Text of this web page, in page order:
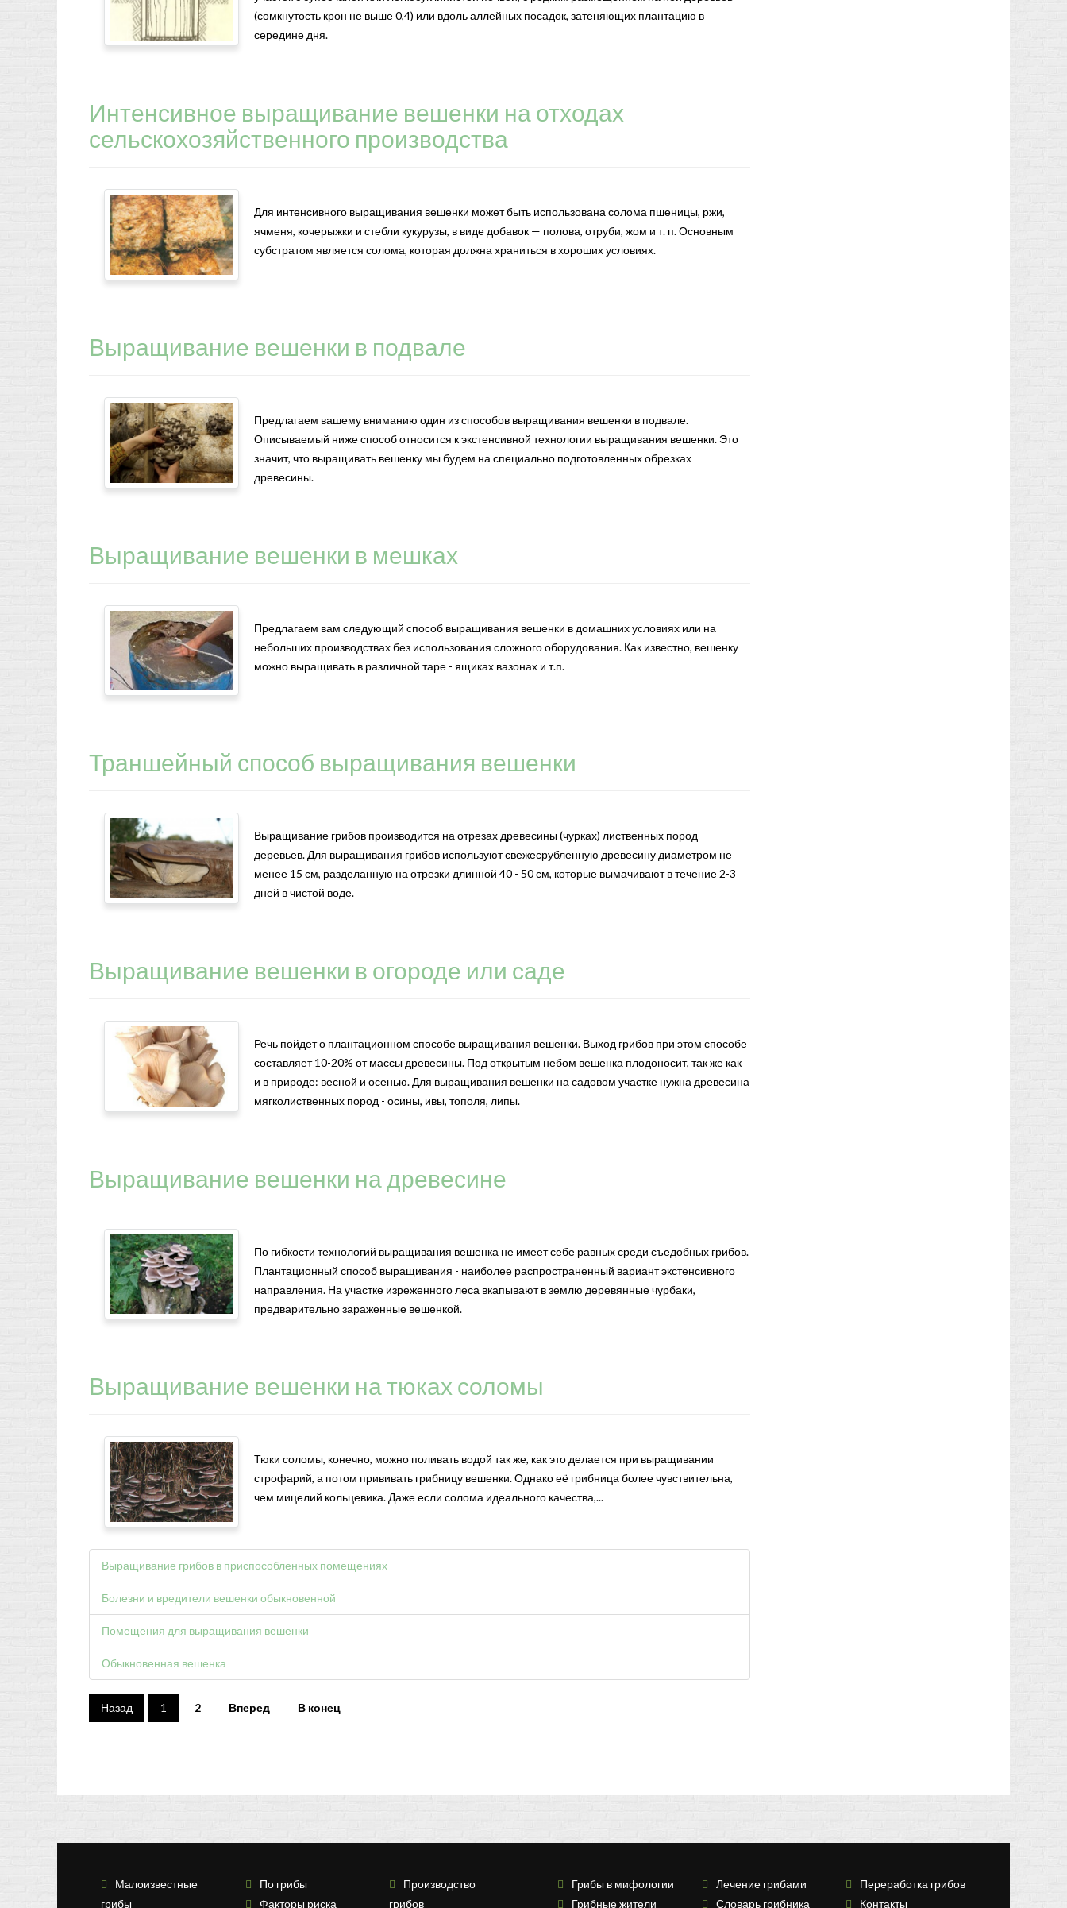
(сомкнутость крон не выше 0,4) или вдоль аллейных посадок, затеняющих плантацию в
середине дня.
Интенсивное выращивание вешенки на отходах
сельскохозяйственного производства
Для интенсивного выращивания вешенки может быть использована солома пшеницы, ржи,
ячменя, кочерыжки и стебли кукурузы, в виде добавок — полова, отруби, жом и т. п. Основным
субстратом является солома, которая должна храниться в хороших условиях.
Выращивание вешенки в подвале
Предлагаем вашему вниманию один из способов выращивания вешенки в подвале.
Описываемый ниже способ относится к экстенсивной технологии выращивания вешенки. Это
значит, что выращивать вешенку мы будем на специально подготовленных обрезках
древесины.
Выращивание вешенки в мешках
Предлагаем вам следующий способ выращивания вешенки в домашних условиях или на
небольших производствах без использования сложного оборудования. Как известно, вешенку
можно выращивать в различной таре - ящиках вазонах и т.п.
Траншейный способ выращивания вешенки
Выращивание грибов производится на отрезах древесины (чурках) лиственных пород
деревьев. Для выращивания грибов используют свежесрубленную древесину диаметром не
менее 15 см, разделанную на отрезки длинной 40 - 50 см, которые вымачивают в течение 2-3
дней в чистой воде.
Выращивание вешенки в огороде или саде
Речь пойдет о плантационном способе выращивания вешенки. Выход грибов при этом способе
составляет 10-20% от массы древесины. Под открытым небом вешенка плодоносит, так же как
и в природе: весной и осенью. Для выращивания вешенки на садовом участке нужна древесина
мягколиственных пород - осины, ивы, тополя, липы.
Выращивание вешенки на древесине
По гибкости технологий выращивания вешенка не имеет себе равных среди съедобных грибов.
Плантационный способ выращивания - наиболее распространенный вариант экстенсивного
направления. На участке изреженного леса вкапывают в землю деревянные чурбаки,
предварительно зараженные вешенкой.
Выращивание вешенки на тюках соломы
Тюки соломы, конечно, можно поливать водой так же, как это делается при выращивании
строфарий, а потом прививать грибницу вешенки. Однако её грибница более чувствительна,
чем мицелий кольцевика. Даже если солома идеального качества,...
Выращивание грибов в приспособленных помещениях
Болезни и вредители вешенки обыкновенной
Помещения для выращивания вешенки
Обыкновенная вешенка
Назад 1 2 Вперед В конец
Малоизвестные
грибы
По грибы
Факторы риска
Производство
грибов
Грибы в мифологии
Грибные жители
Лечение грибами
Словарь грибника
Переработка грибов
Контакты